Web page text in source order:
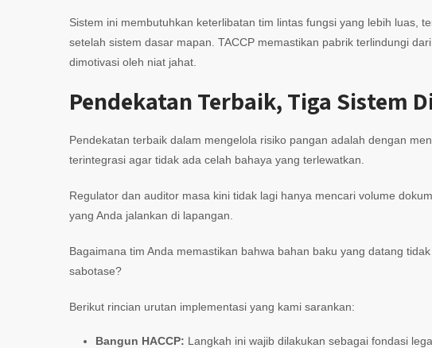
Sistem ini membutuhkan keterlibatan tim lintas fungsi yang lebih luas,
setelah sistem dasar mapan. TACCP memastikan pabrik terlindungi
dimotivasi oleh niat jahat.
Pendekatan Terbaik, Tiga Sistem
Pendekatan terbaik dalam mengelola risiko pangan adalah dengan
terintegrasi agar tidak ada celah bahaya yang terlewatkan.
Regulator dan auditor masa kini tidak lagi hanya mencari volume
yang Anda jalankan di lapangan.
Bagaimana tim Anda memastikan bahwa bahan baku yang datang
sabotase?
Berikut rincian urutan implementasi yang kami sarankan:
Bangun HACCP: Langkah ini wajib dilakukan sebagai fondasi